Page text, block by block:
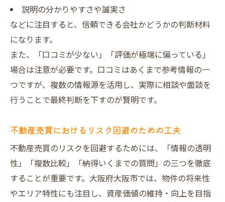
説明の分かりやすさや誠実さ
などに注目すると、信頼できる会社かどうかの判断材料
になります。
また、「口コミが少ない」「評価が極端に偏っている」
場合は注意が必要です。口コミはあくまで参考情報の一
つですが、複数の情報源を活用し、実際に相談や面談を
行うことで最終判断を下すのが賢明です。
不動産売買におけるリスク回避のための工夫
不動産売買のリスクを回避するためには、「情報の透明
性」「複数比較」「納得いくまでの質問」の三つを徹底
することが重要です。大阪府大阪市では、物件の将来性
やエリア特性にも注目し、資産価値の維持・向上を目指